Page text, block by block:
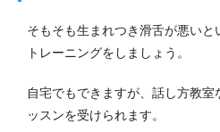
そもそも生まれつき滑舌が悪いと
トレーニングをしましょう。
自宅でもできますが、話し方教
ッスンを受けられます。